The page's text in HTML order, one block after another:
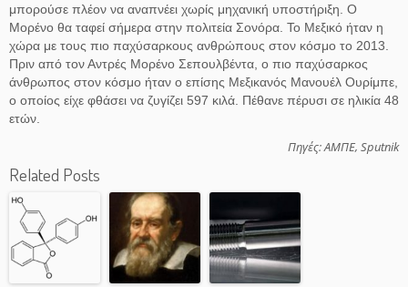
μπορούσε πλέον να αναπνέει χωρίς μηχανική υποστήριξη. Ο
Μορένο θα ταφεί σήμερα στην πολιτεία Σονόρα. Το Μεξικό ήταν η
χώρα με τους πιο παχύσαρκους ανθρώπους στον κόσμο το 2013.
Πριν από τον Αντρές Μορένο Σεπουλβέντα, ο πιο παχύσαρκος
άνθρωπος στον κόσμο ήταν ο επίσης Μεξικανός Μανουέλ Ουρίμπε,
ο οποίος είχε φθάσει να ζυγίζει 597 κιλά. Πέθανε πέρυσι σε ηλικία 48
ετών.
Πηγές: ΑΜΠΕ, Sputnik
Related Posts